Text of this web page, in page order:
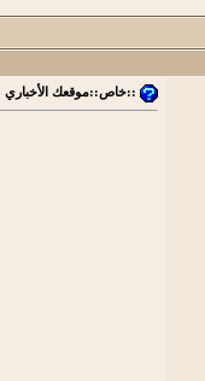
::خاص::موقعك الأخباري 5$ فقط !::خاص::